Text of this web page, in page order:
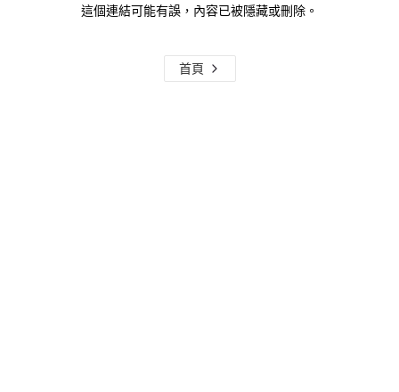
這個連結可能有誤，內容已被隱藏或刪除。
首頁